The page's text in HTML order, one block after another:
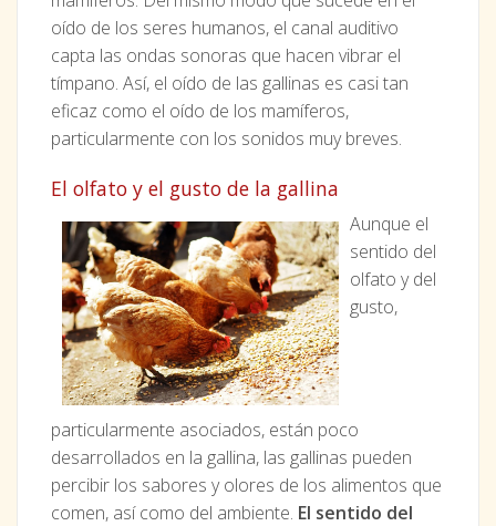
oído de los seres humanos, el canal auditivo
capta las ondas sonoras que hacen vibrar el
tímpano. Así, el oído de las gallinas es casi tan
eficaz como el oído de los mamíferos,
particularmente con los sonidos muy breves.
El olfato y el gusto de la gallina
Aunque el
sentido del
olfato y del
gusto,
particularmente asociados, están poco
desarrollados en la gallina, las gallinas pueden
percibir los sabores y olores de los alimentos que
comen, así como del ambiente. El sentido del